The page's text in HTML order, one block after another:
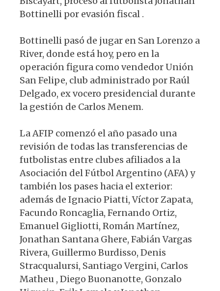
Bottinelli por evasión fiscal .
Bottinelli pasó de jugar en San Lorenzo a
River, donde está hoy, pero en la
operación figura como vendedor Unión
San Felipe, club administrado por Raúl
Delgado, ex vocero presidencial durante
la gestión de Carlos Menem.
La AFIP comenzó el año pasado una
revisión de todas las transferencias de
futbolistas entre clubes afiliados a la
Asociación del Fútbol Argentino (AFA) y
también los pases hacia el exterior:
además de Ignacio Piatti, Víctor Zapata,
Facundo Roncaglia, Fernando Ortiz,
Emanuel Gigliotti, Román Martínez,
Jonathan Santana Ghere, Fabián Vargas
Rivera, Guillermo Burdisso, Denis
Stracqualursi, Santiago Vergini, Carlos
Matheu , Diego Buonanotte, Gonzalo